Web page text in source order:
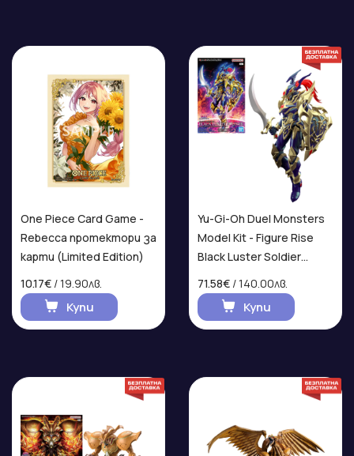
One Piece Card Game -
Rebecca протектори за
карти (Limited Edition)
10.17€ / 19.90лв.
Купи
Yu-Gi-Oh Duel Monsters
Model Kit - Figure Rise
Black Luster Soldier
71.58€ / 140.00лв.
Купи